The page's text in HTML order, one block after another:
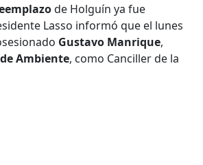
de Holguín ya fue
Lasso informó que el lunes
Gustavo Manrique,
Ambiente, como Canciller de la